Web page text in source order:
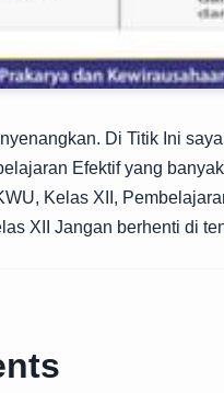
Di Titik Ini
Efektif yang
Kelas XII,
XII Jangan berhenti di